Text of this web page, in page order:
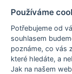
linecké cukroví
Používáme
Potřebujeme od
souhlasem
poznáme,co vás
které hledáte, a
Jak na našem